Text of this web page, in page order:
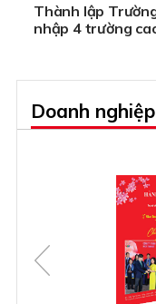
Thành lập
nhập 4 trường
Doanh